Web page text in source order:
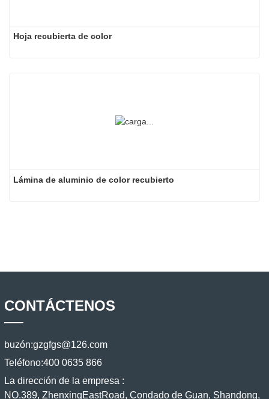
Hoja recubierta de color
Lámina de aluminio de color recubierto
CONTÁCTENOS
buzón:gzgfgs@126.com
Teléfono:400 0635 866
La dirección de la empresa :
NO.389, ZhenxingEastRoad, Condado de Guan, Shandong,